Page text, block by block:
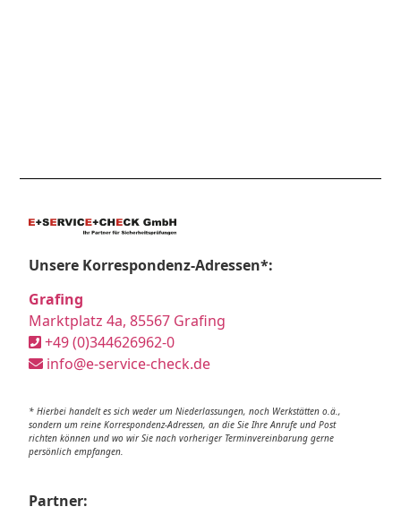
Unsere Korrespondenz-Adressen*:
Grafing
Marktplatz 4a, 85567 Grafing
+49 (0)344626962-0
info@e-service-check.de
* Hierbei handelt es sich weder um Niederlassungen, noch Werkstätten o.ä.,
sondern um reine Korrespondenz-Adressen, an die Sie Ihre Anrufe und Post
richten können und wo wir Sie nach vorheriger Terminvereinbarung gerne
persönlich empfangen.
Partner: